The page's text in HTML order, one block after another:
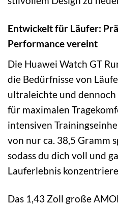
Entwickelt für Läufer:
Performance vereint
Die Huawei Watch GT
die Bedürfnisse von
ultraleichte und
für maximalen
intensiven
von nur ca. 38,5 Gramm
sodass du dich voll und
Lauferlebnis
Das 1,43 Zoll große